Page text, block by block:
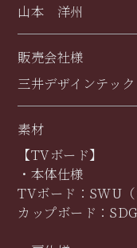
山本 洋州
販売会社様
三井デザインテック
素材
【TVボード】
・本体仕様
TVボード：SWU（
カップボード：